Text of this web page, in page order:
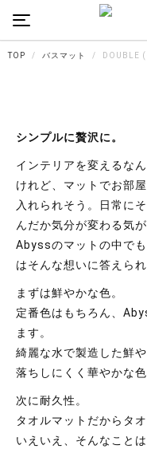
TOP バスマット DOUBLE
シンプルに贅沢に。
インテリアを変えるな
けれど、マットでお部
入れられそう。日常に
んだか気分が変わる気が
Abyssのマットの中で
はそんな想いに答えら
まずは鮮やかな色。
定番色はもちろん、
ます。
綺麗な水で製造した鮮
落ちしにくく華やかな
次に耐久性。
タオルマットだからタ
いえいえ、そんなことは